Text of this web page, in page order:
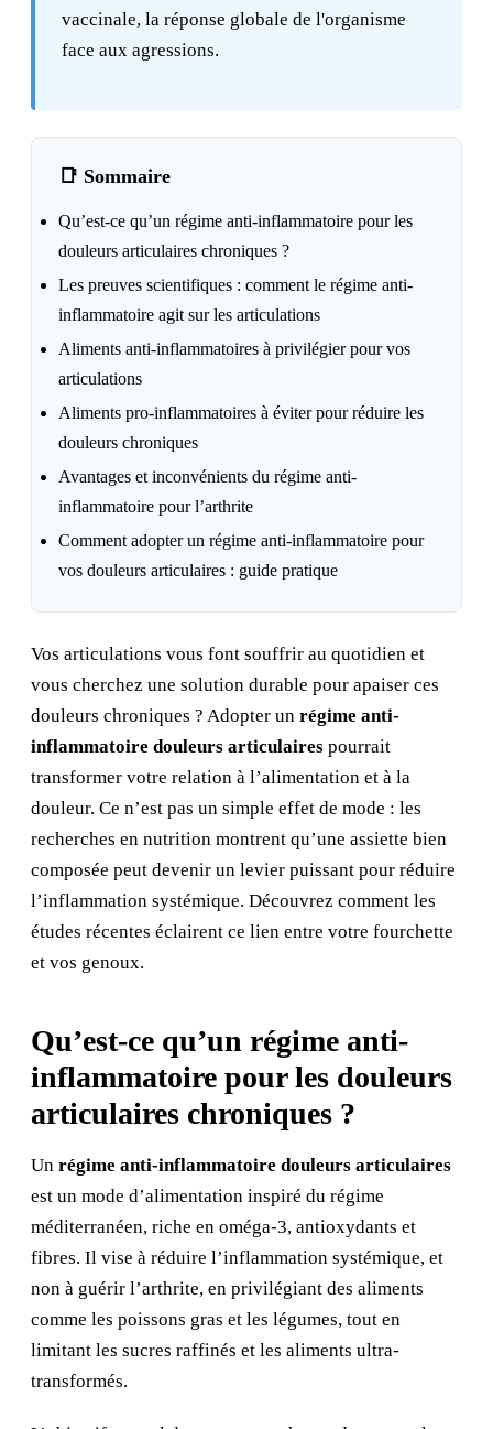
vaccinale, la réponse globale de l'organisme
face aux agressions.
📑 Sommaire
Qu’est-ce qu’un régime anti-inflammatoire pour les
douleurs articulaires chroniques ?
Les preuves scientifiques : comment le régime anti-
inflammatoire agit sur les articulations
Aliments anti-inflammatoires à privilégier pour vos
articulations
Aliments pro-inflammatoires à éviter pour réduire les
douleurs chroniques
Avantages et inconvénients du régime anti-
inflammatoire pour l’arthrite
Comment adopter un régime anti-inflammatoire pour
vos douleurs articulaires : guide pratique
Vos articulations vous font souffrir au quotidien et
vous cherchez une solution durable pour apaiser ces
douleurs chroniques ? Adopter un régime anti-
inflammatoire douleurs articulaires pourrait
transformer votre relation à l’alimentation et à la
douleur. Ce n’est pas un simple effet de mode : les
recherches en nutrition montrent qu’une assiette bien
composée peut devenir un levier puissant pour réduire
l’inflammation systémique. Découvrez comment les
études récentes éclairent ce lien entre votre fourchette
et vos genoux.
Qu’est-ce qu’un régime anti-
inflammatoire pour les douleurs
articulaires chroniques ?
Un régime anti-inflammatoire douleurs articulaires
est un mode d’alimentation inspiré du régime
méditerranéen, riche en oméga-3, antioxydants et
fibres. Il vise à réduire l’inflammation systémique, et
non à guérir l’arthrite, en privilégiant des aliments
comme les poissons gras et les légumes, tout en
limitant les sucres raffinés et les aliments ultra-
transformés.